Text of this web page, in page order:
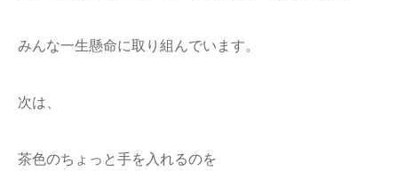
みんな一生懸命に取り組んでいます。
次は、
茶色のちょっと手を入れるのを